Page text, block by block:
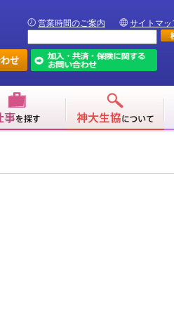
営業時間のご案内 サイトマッ